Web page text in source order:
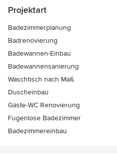
Projektart
Badezimmerplanung
Badrenovierung
Badewannen-Einbau
Badewannensanierung
Waschtisch nach Maß
Duscheinbau
Gäste-WC Renovierung
Fugenlose Badezimmer
Badezimmereinbau